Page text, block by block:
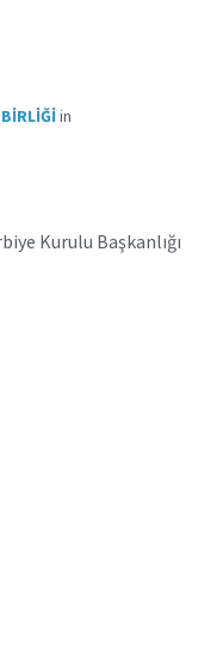
in
Kurulu Başkanlığı